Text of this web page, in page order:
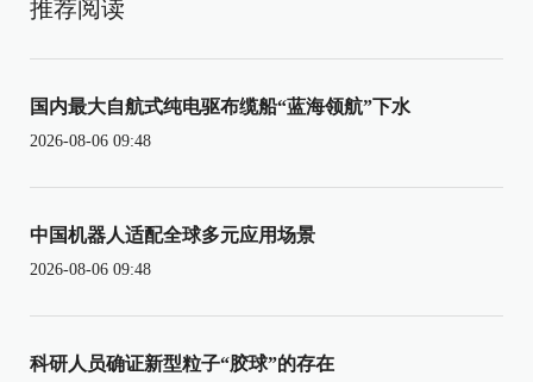
推荐阅读
国内最大自航式纯电驱布缆船“蓝海领航”下水
2026-08-06 09:48
中国机器人适配全球多元应用场景
2026-08-06 09:48
科研人员确证新型粒子“胶球”的存在